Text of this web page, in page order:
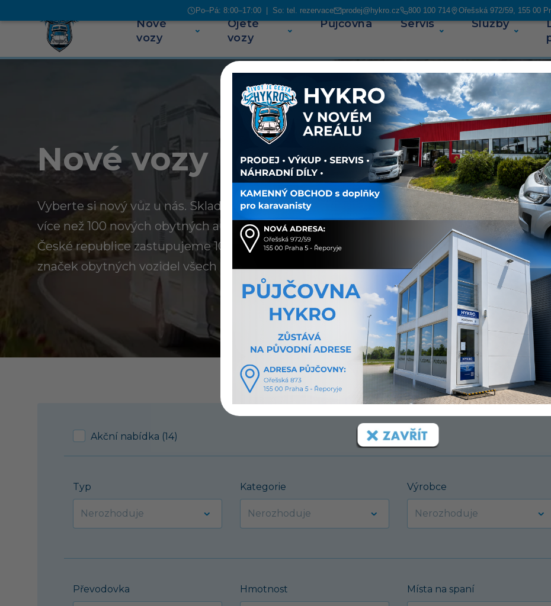
Po–Pá: 8:00–17:00 | So: tel. rezervace prodej@hykro.cz 800 100 714 Ořešská 972/59, 155 00
Přeskočit na obsah
Nové
vozy
Ojeté
vozy
Půjčovna Servis Služby
Nové vozy
Vyberte si nový vůz u nás. Skladem u nás najdete
více než 100 nových obytných aut a karavanů. V
České republice zastupujeme 10 evropských
značek obytných vozidel všech kategorií.
Akční nabídka (14)
Typ Kategorie Výrobce
Převodovka Hmotnost Místa na spaní